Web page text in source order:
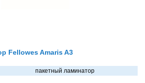
Fellowes Amaris A3
пакетный ламинатор